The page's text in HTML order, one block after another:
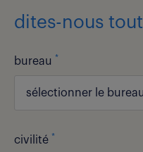
dites-nous
bureau *
sélectionner le bureau
civilité *